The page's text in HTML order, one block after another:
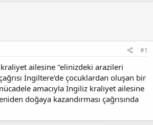
#1
ailesine "elinizdeki arazileri
İngiltere'de çocuklardan oluşan bir
amacıyla İngiliz kraliyet ailesine
doğaya kazandırması çağrısında